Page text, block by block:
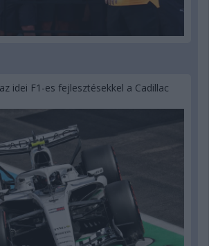
idei F1-es fejlesztésekkel a Cadillac